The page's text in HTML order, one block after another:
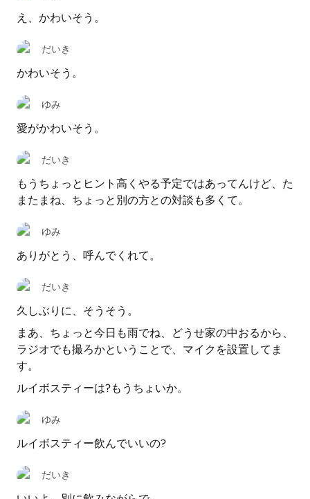
え、かわいそう。
だいき
かわいそう。
ゆみ
愛がかわいそう。
だいき
もうちょっとヒント高くやる予定ではあってんけど、た
またまね、ちょっと別の方との対談も多くて。
ゆみ
ありがとう、呼んでくれて。
だいき
久しぶりに、そうそう。
まあ、ちょっと今日も雨でね、どうせ家の中おるから、
ラジオでも撮ろかということで、マイクを設置してま
す。
ルイボスティーは?もうちょいか。
ゆみ
ルイボスティー飲んでいいの?
だいき